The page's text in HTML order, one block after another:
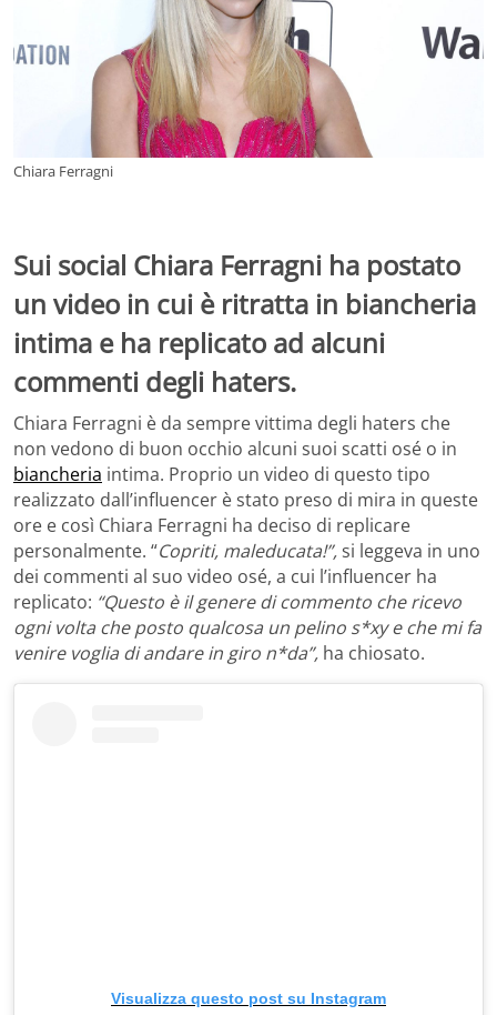
Chiara Ferragni
Sui social Chiara Ferragni ha postato
un video in cui è ritratta in biancheria
intima e ha replicato ad alcuni
commenti degli haters.
Chiara Ferragni è da sempre vittima degli haters che
non vedono di buon occhio alcuni suoi scatti osé o in
biancheria intima. Proprio un video di questo tipo
realizzato dall’influencer è stato preso di mira in queste
ore e così Chiara Ferragni ha deciso di replicare
personalmente. “Copriti, maleducata!”,si leggeva in uno
dei commenti al suo video osé, a cui l’influencer ha
replicato: “Questo è il genere di commento che ricevo
ogni volta che posto qualcosa un pelino s*xy e che mi fa
venire voglia di andare in giro n*da”, ha chiosato.
Visualizza questo post su Instagram